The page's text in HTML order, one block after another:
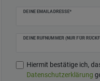
DEINE EMAILADRESSE*
DEINE RUFNUMMER (NUR FÜR
Hiermit bestätige ich,
Daten­schutz­erklärung